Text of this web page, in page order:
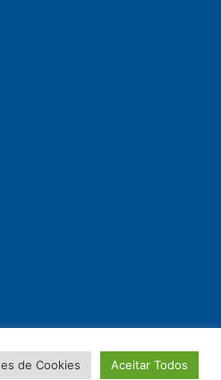
de Cookies Aceitar Todos